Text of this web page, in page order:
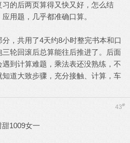
的后两页算得又快又好，怎么结
用题，几乎都准确口算。
，共用了4天约8小时整完书本和口
轮回滚后总算能往后推进了。后面
到计算难题，乘法表还没熟练，不
道大致步骤，充分接触、计算，车
43#
1009女一